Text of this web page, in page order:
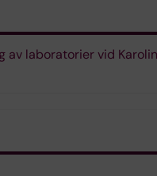
av laboratorier vid